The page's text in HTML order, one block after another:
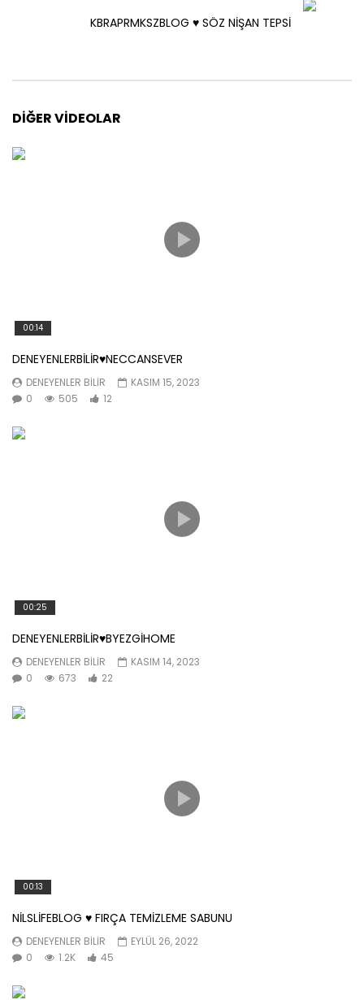
KBRAPRMKSZBLOG ♥️ SÖZ NİŞAN TEPSİ
DIĞER VIDEOLAR
00:14
DENEYENLERBİLİR♥️NECCANSEVER
DENEYENLER BILIR
KASIM 15, 2023
0
505 12
00:25
DENEYENLERBİLİR♥️BYEZGİHOME
DENEYENLER BILIR
KASIM 14, 2023
0
673 22
00:13
NİLSLİFEBLOG ♥️ FIRÇA TEMİZLEME SABUNU
DENEYENLER BILIR
EYLÜL 26, 2022
0
1.2K 45